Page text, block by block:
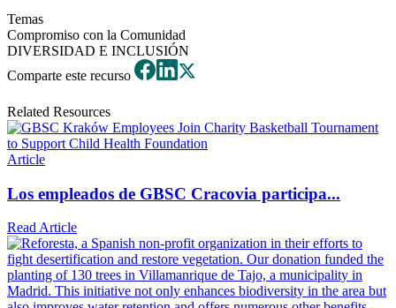
Temas
Compromiso con la Comunidad
DIVERSIDAD E INCLUSIÓN
Comparte este recurso
Related Resources
Article
Los empleados de GBSC Cracovia participa...
Read Article